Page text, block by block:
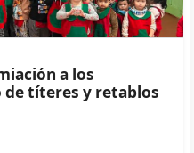
a los
de títeres y retablos